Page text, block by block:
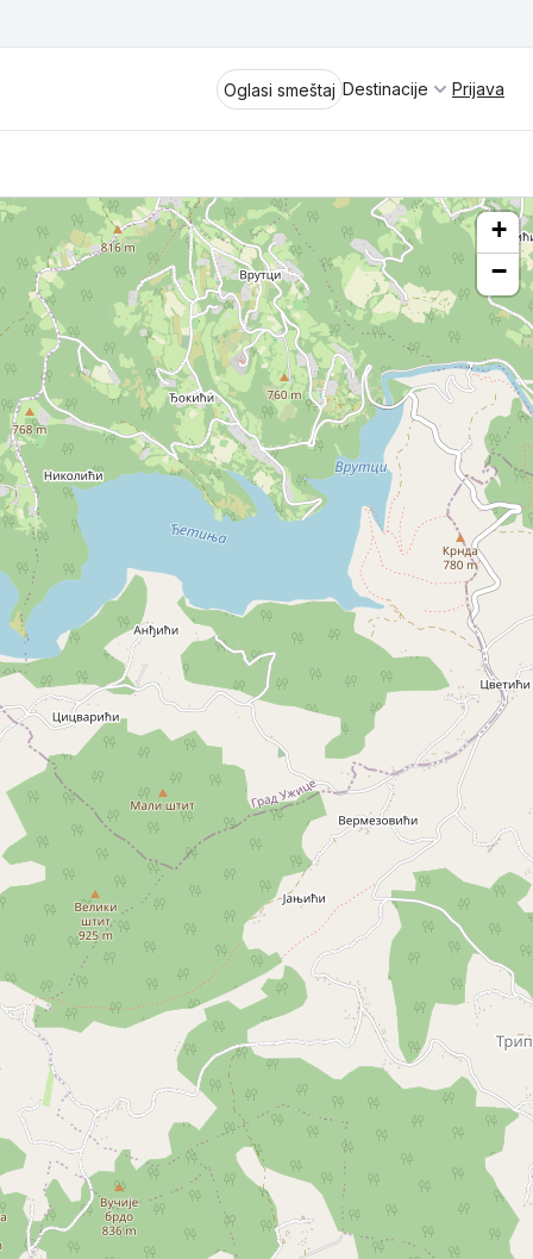
Oglasi smeštaj Destinacije
Divčibare
Vrnjačka Banja
Perućac
Kladovo
Aranđelovac
Šabac
Loznica
Sombor
Zaječar
Vrbas
Majdanpek
Donji Milanovac
Apatin
Palić
Spremite se za virtuelno putovanje
kroz jednu od najlepših zemalja
Evrope i sveta. Uživaćete u prikazima
planinskih masiva poput Tare i Šar-
planine, ali i u ravničarskim predelima
prostrane Vojvodine. Istraživanje
tradicije i kulturnog dobra Srbije
otkriće vam pravu narav srpskog
naroda, a slike lokalnih i tradicionalnih
specijaliteta osetićete i na svojim
Prijava
+
−